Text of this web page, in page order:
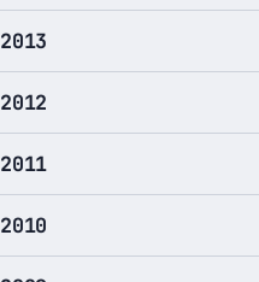
2013
2012
2011
2010